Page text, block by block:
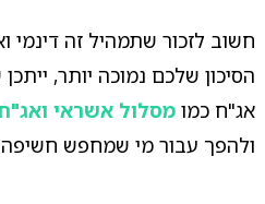
חשוב לזכור שתמהיל זה דינמי
הסיכון שלכם נמוכה יותר,
אג"ח כמו מסלול אשראי
ולהפך עבור מי שמחפש חשיפה